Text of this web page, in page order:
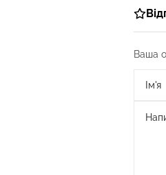
Ваша